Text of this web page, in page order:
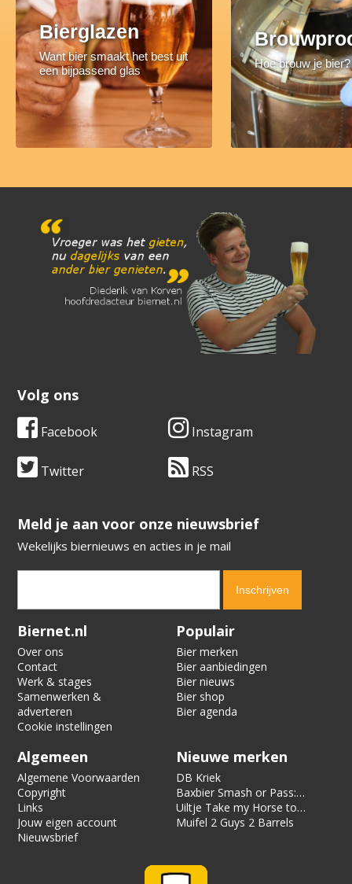
Bierglazen
Want bier smaakt het best uit
een bijpassend glas
Hoe brouw je bier?
Volg ons
Facebook Instagram
Twitter RSS
​​​​​​​Meld je aan voor onze nieuwsbrief
Wekelijks biernieuws en acties in je mail
Verification code:
Biernet.nl
Over ons
Contact
Werk & stages
Samenwerken &
adverteren
Cookie instellingen
Populair
Bier merken
Bier aanbiedingen
Bier nieuws
Bier shop
Bier agenda
Algemeen
Algemene Voorwaarden
Copyright
Links
Jouw eigen account
Nieuwsbrief
Nieuwe merken
DB Kriek
Baxbier Smash or Pass:
Strata
Uiltje Take my Horse to
the Hotel Room
Muifel 2 Guys 2 Barrels